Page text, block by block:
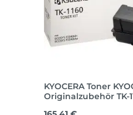
KYOCERA Toner
Originalzubehör TK-